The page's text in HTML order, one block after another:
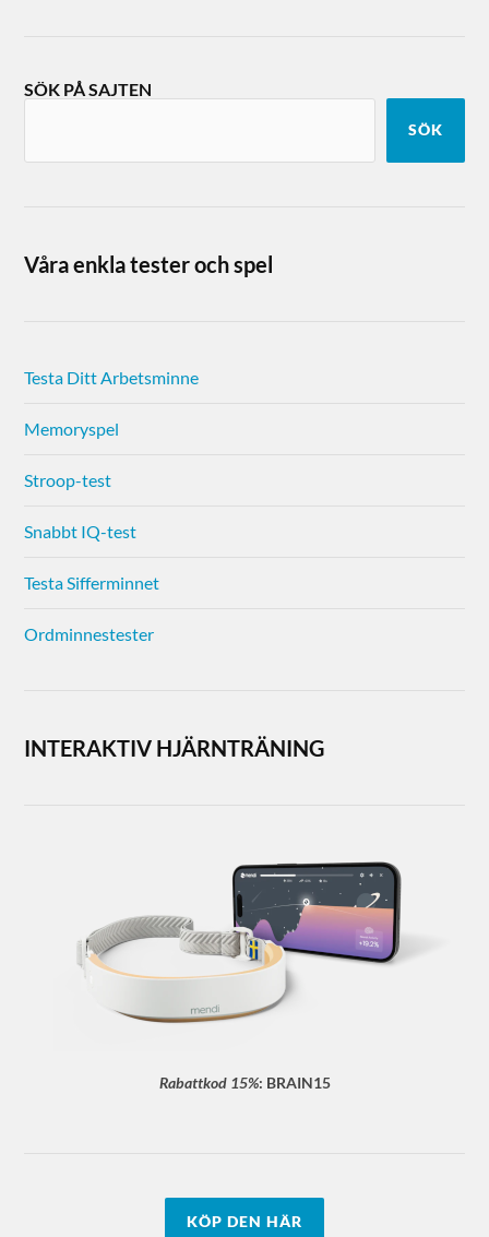
SÖK PÅ SAJTEN
SÖK
Våra enkla tester och spel
Testa Ditt Arbetsminne
Memoryspel
Stroop-test
Snabbt IQ-test
Testa Sifferminnet
Ordminnestester
INTERAKTIV HJÄRNTRÄNING
Rabattkod 15%: BRAIN15
KÖP DEN HÄR